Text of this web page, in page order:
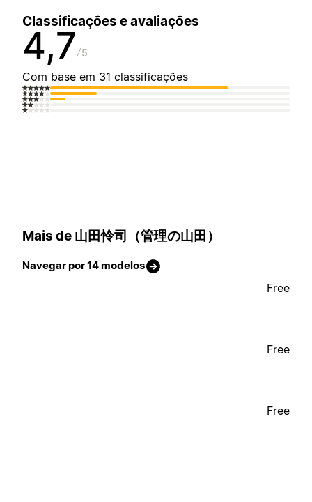
Classificações e avaliações
4,7 5
Com base em 31 classificações
Mais de 山田怜司（管理の山田）
Navegar por 14 modelos
Free
Free
Free